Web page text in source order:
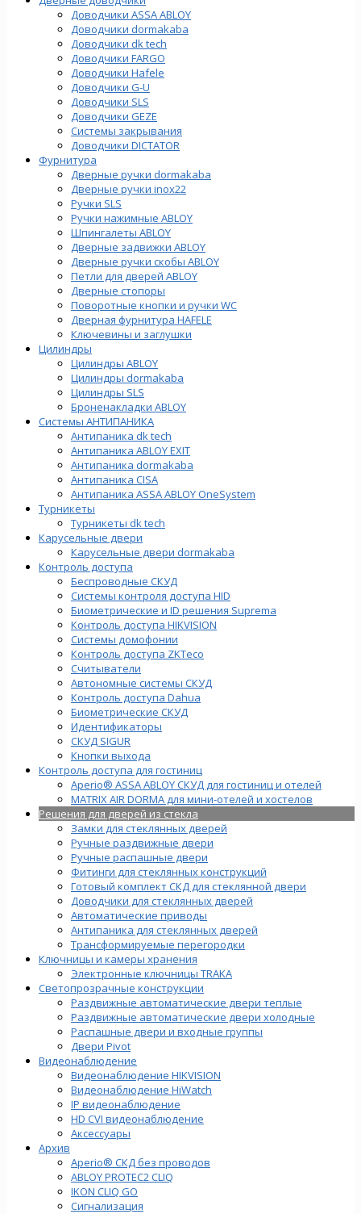
Доводчики ASSA ABLOY
Доводчики dormakaba
Доводчики dk tech
Доводчики FARGO
Доводчики Hafele
Доводчики G-U
Доводчики SLS
Доводчики GEZE
Cистемы закрывания
Доводчики DICTATOR
Фурнитура
Дверные ручки dormakaba
Дверные ручки inox22
Ручки SLS
Ручки нажимные ABLOY
Шпингалеты ABLOY
Дверные задвижки ABLOY
Дверные ручки скобы ABLOY
Петли для дверей ABLOY
Дверные стопоры
Поворотные кнопки и ручки WC
Дверная фурнитура HAFELE
Ключевины и заглушки
Цилиндры
Цилиндры ABLOY
Цилиндры dormakaba
Цилиндры SLS
Броненакладки ABLOY
Системы АНТИПАНИКА
Антипаника dk tech
Антипаника ABLOY EXIT
Антипаника dormakaba
Антипаника СISA
Антипаника ASSA ABLOY OneSystem
Турникеты
Турникеты dk tech
Карусельные двери
Карусельные двери dormakaba
Контроль доступа
Беспроводные СКУД
Системы контроля доступа HID
Биометрические и ID решения Suprema
Контроль доступа HIKVISION
Системы домофонии
Контроль доступа ZKTeco
Считыватели
Автономные системы СКУД
Контроль доступа Dahua
Биометрические СКУД
Идентификаторы
СКУД SIGUR
Кнопки выхода
Контроль доступа для гостиниц
Aperio® ASSA ABLOY СКУД для гостиниц и отелей
MATRIX AIR DORMA для мини-отелей и хостелов
Решения для дверей из стекла
Замки для стеклянных дверей
Ручные раздвижные двери
Ручные распашные двери
Фитинги для стеклянных конструкций
Готовый комплект СКД для стеклянной двери
Доводчики для стеклянных дверей
Автоматические приводы
Антипаника для стеклянных дверей
Трансформируемые перегородки
Ключницы и камеры хранения
Электронные ключницы TRAKA
Светопрозрачные конструкции
Раздвижные автоматические двери теплые
Раздвижные автоматические двери холодные
Распашные двери и входные группы
Двери Pivot
Видеонаблюдение
Видеонаблюдение HIKVISION
Видеонаблюдение HiWatch
IP видеонаблюдение
HD CVI видеонаблюдение
Аксессуары
Архив
Aperio® СКД без проводов
ABLOY PROTEC2 CLIQ
IKON CLIQ GO
Сигнализация